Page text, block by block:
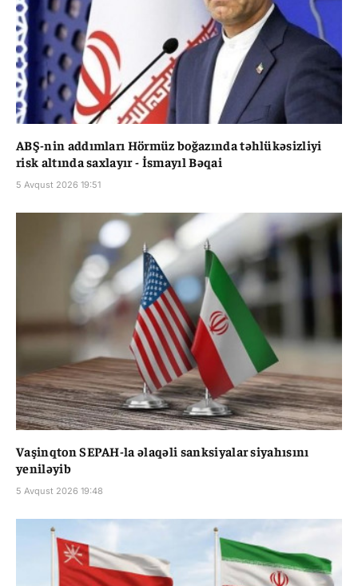
ABŞ-nin addımları Hörmüz boğazında təhlükəsizliyi
risk altında saxlayır - İsmayıl Bəqai
5 Avqust 2026 19:51
Vaşinqton SEPAH-la əlaqəli sanksiyalar siyahısını
yeniləyib
5 Avqust 2026 19:48